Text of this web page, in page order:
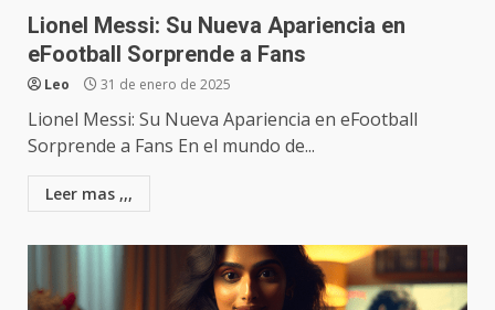
Lionel Messi: Su Nueva Apariencia en
eFootball Sorprende a Fans
Leo 31 de enero de 2025
Lionel Messi: Su Nueva Apariencia en eFootball
Sorprende a Fans En el mundo de...
Leer mas ,,,